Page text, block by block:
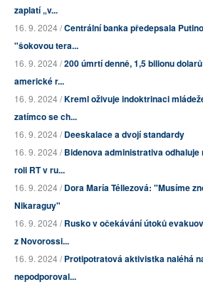
zaplatí „v...
16. 9. 2024 /Centrální banka předepsala
"šokovou tera...
16. 9. 2024 /200 úmrtí denně, 1,5 bilionu
americké r...
16. 9. 2024 /Kreml oživuje indoktrinaci
zatímco se ch...
16. 9. 2024 /Deeskalace a dvojí standardy
16. 9. 2024 /Bidenova administrativa
roli RT v ru...
16. 9. 2024 /Dora María Téllezová: "Musíme
Nikaraguy"
16. 9. 2024 /Rusko v očekávání útoků
z Novorossi...
16. 9. 2024 /Protipotratová aktivistka naléhá
nepodporoval...